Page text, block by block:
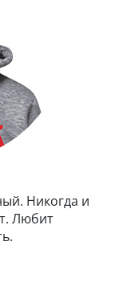
Никогда и
Любит